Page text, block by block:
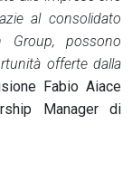
al consolidato
possono
offerte dalla
Fabio Aiace
Manager di